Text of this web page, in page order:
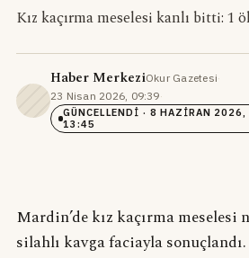
Kız kaçırma meselesi kanlı bitti: 1
Haber MerkeziOkur Gazetesi·
23 Nisan 2026, 09:39·
GÜNCELLENDI · 8 HAZIRAN 2026,
13:45
Mardin’de kız kaçırma meselesi
silahlı kavga faciayla